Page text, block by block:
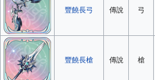
豐饒長弓 傳說 弓
豐饒長槍 傳說 槍